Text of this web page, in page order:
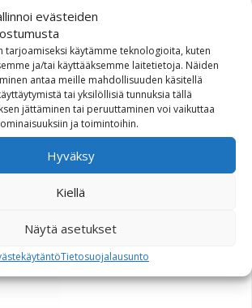
evästeiden
tarjoamiseksi käytämme teknologioita, kuten
ja/tai käyttääksemme laitetietoja. Näiden
antaa meille mahdollisuuden käsitellä
tai yksilöllisiä tunnuksia tällä
jättäminen tai peruuttaminen voi vaikuttaa
ja toimintoihin.
Hyväksy
Kiellä
Näytä asetukset
Tietosuojalausunto
Men’s
Jacket
Alkuperäinen hinta oli: 240,93€.
146,34€Nykyinen hinta on: 146,34€.